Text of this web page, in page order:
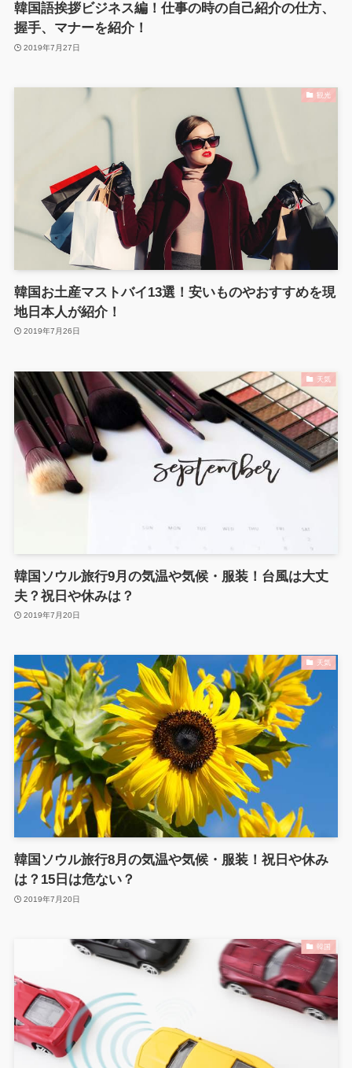
韓国語挨拶ビジネス編！仕事の時の自己紹介の仕方、
握手、マナーを紹介！
2019年7月27日
観光
韓国お土産マストバイ13選！安いものやおすすめを現
地日本人が紹介！
2019年7月26日
天気
韓国ソウル旅行9月の気温や気候・服装！台風は大丈
夫？祝日や休みは？
2019年7月20日
天気
韓国ソウル旅行8月の気温や気候・服装！祝日や休み
は？15日は危ない？
2019年7月20日
韓国